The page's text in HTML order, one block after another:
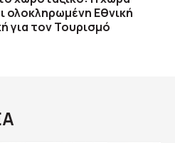
ολοκληρωμένη Εθνική
για τον Τουρισμό